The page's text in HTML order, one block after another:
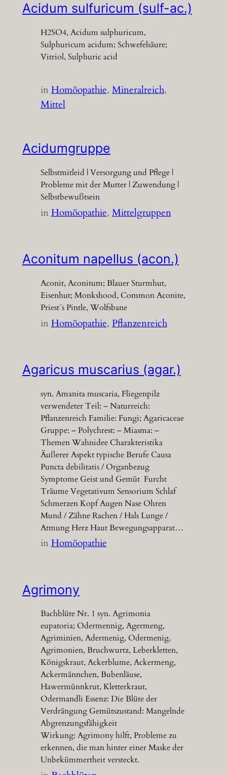
Acidum sulfuricum (sulf-ac.)
H2SO4, Acidum sulphuricum,
Sulphuricum acidum; Schwefelsäure;
Vitriol, Sulphuric acid
inHomöopathie, Mineralreich
Mittel
Acidumgruppe
Selbstmitleid | Versorgung und Pflege |
Probleme mit der Mutter | Zuwendung |
Selbstbewußtsein
inHomöopathie, Mittelgruppen
Aconitum napellus (acon.)
Aconit, Aconitum; Blauer Sturmhut,
Eisenhut; Monkshood, Common Aconite,
Priest´s Pintle, Wolfsbane
inHomöopathie, Pflanzenreich
Agaricus muscarius (agar.)
syn. Amanita muscaria, Fliegenpilz
verwendeter Teil: – Naturreich:
Pflanzenreich Familie: Fungi; Agaricaceae
Gruppe: – Polychrest: – Miasma: –
Themen Wahnidee Charakteristika
Äußerer Aspekt typische Berufe Causa
Puncta debilitatis / Organbezug
Symptome Geist und Gemüt Furcht
Träume Vegetativum Sensorium Schlaf
Schmerzen Kopf Augen Nase Ohren
Mund / Zähne Rachen / Hals Lunge /
Atmung Herz Haut Bewegungsapparat…
inHomöopathie
Agrimony
Bachblüte Nr. 1 syn. Agrimonia
eupatoria; Odermennig, Agermeng,
Agriminien, Adermenig, Odermenig,
Agrimonien, Bruchwurtz, Leberkletten,
Königskraut, Ackerblume, Ackermeng,
Ackermännchen, Bubenläuse,
Hawermünnkrut, Kletterkraut,
Odermandli Essenz: Die Blüte der
Verdrängung Gemütszustand: Mangelnde
Abgrenzungsfähigkeit
Wirkung: Agrimony hilft, Probleme zu
erkennen, die man hinter einer Maske der
Unbekümmertheit versteckt.